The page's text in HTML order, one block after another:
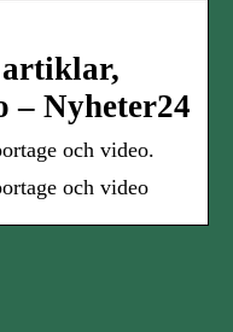
artiklar,
– Nyheter24
och video.
och video